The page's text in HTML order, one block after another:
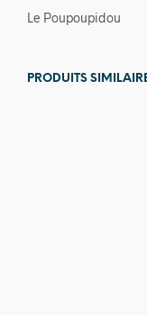
Le Poupoupidou
PRODUITS